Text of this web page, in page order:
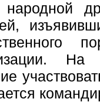
народной
На